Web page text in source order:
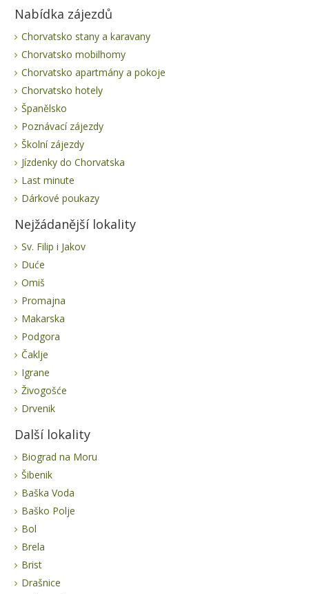
Nabídka zájezdů
Chorvatsko stany a karavany
Chorvatsko mobilhomy
Chorvatsko apartmány a pokoje
Chorvatsko hotely
Španělsko
Poznávací zájezdy
Školní zájezdy
Jízdenky do Chorvatska
Last minute
Dárkové poukazy
Nejžádanější lokality
Sv. Filip i Jakov
Duće
Omiš
Promajna
Makarska
Podgora
Čaklje
Igrane
Živogošće
Drvenik
Další lokality
Biograd na Moru
Šibenik
Baška Voda
Baško Polje
Bol
Brela
Brist
Drašnice